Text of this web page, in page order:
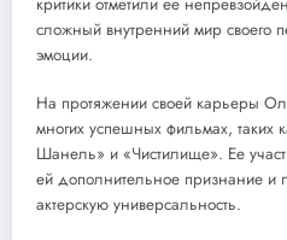
сложный внутренний мир своего
эмоции.
На протяжении своей карьеры
многих успешных фильмах, таких
Шанель» и «Чистилище». Ее
ей дополнительное признание и
актерскую универсальность.